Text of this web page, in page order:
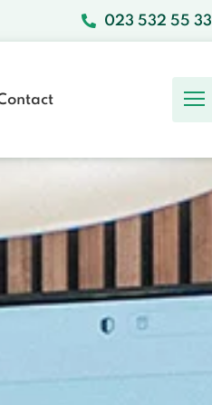
023 532 55 33
Ons Team